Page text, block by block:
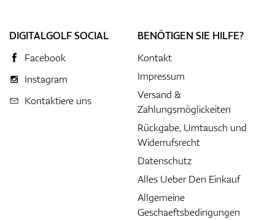
DIGITALGOLF SOCIAL
Facebook
Instagram
Kontaktiere uns
BENÖTIGEN SIE HILFE?
Kontakt
Impressum
Versand &
Zahlungsmöglickeiten
Rückgabe, Umtausch und
Widerrufsrecht
Datenschutz
Alles Ueber Den Einkauf
Allgemeine
Geschaeftsbedingungen